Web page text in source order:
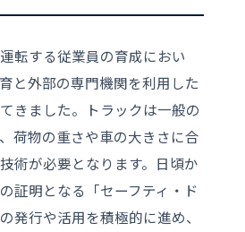
転する従業員の育成におい
と外部の専門機関を利用した
きました。トラックは一般の
荷物の重さや車の大きさに合
術が必要となります。日頃か
証明となる「セーフティ・ド
発行や活用を積極的に進め、